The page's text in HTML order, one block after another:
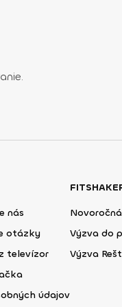
nás
otázky
televízor
údajov
Výzva do
Výzva